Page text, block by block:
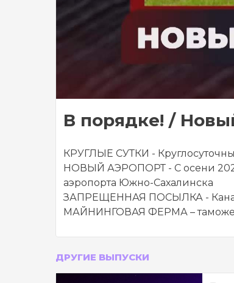
В порядке! /
КРУГЛЫЕ СУТКИ -
НОВЫЙ АЭРОПОРТ - С осени
аэропорта Южно-Сахалинска
ЗАПРЕЩЕННАЯ ПОСЫЛКА - Канал
МАЙНИНГОВАЯ ФЕРМА –
ДРУГИЕ ВЫПУСКИ